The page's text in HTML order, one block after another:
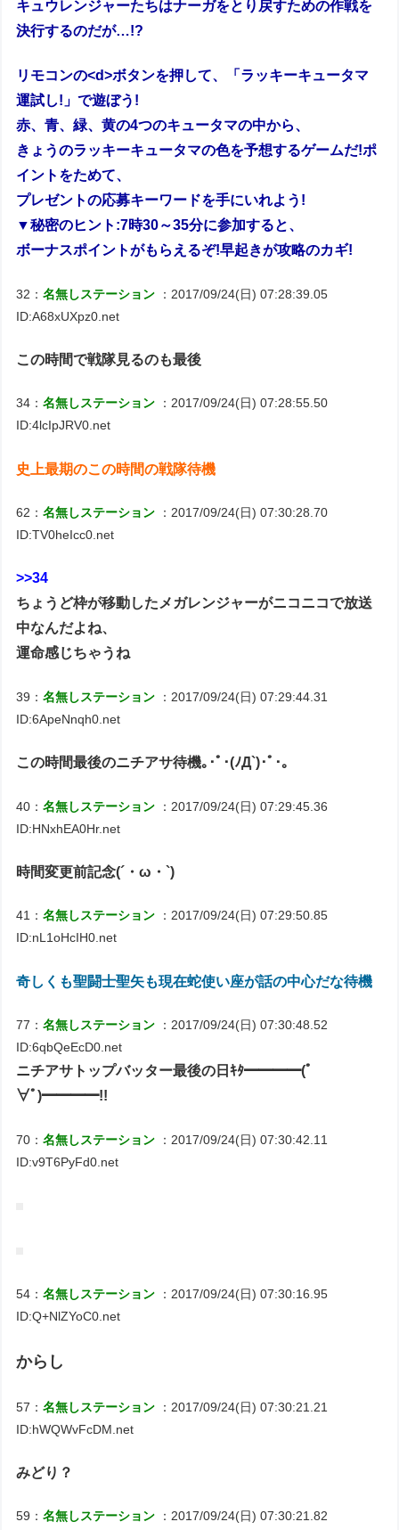
キュウレンジャーたちはナーガをとり戻すための作戦を
決行するのだが…!?
リモコンの<d>ボタンを押して、「ラッキーキュータマ
運試し!」で遊ぼう!
赤、青、緑、黄の4つのキュータマの中から、
きょうのラッキーキュータマの色を予想するゲームだ!ポ
イントをためて、
プレゼントの応募キーワードを手にいれよう!
▼秘密のヒント:7時30～35分に参加すると、
ボーナスポイントがもらえるぞ!早起きが攻略のカギ!
32：名無しステーション
：2017/09/24(日) 07:28:39.05
ID:A68xUXpz0.net
この時間で戦隊見るのも最後
34：名無しステーション
：2017/09/24(日) 07:28:55.50
ID:4lcIpJRV0.net
史上最期のこの時間の戦隊待機
62：名無しステーション
：2017/09/24(日) 07:30:28.70
ID:TV0heIcc0.net
>>34
ちょうど枠が移動したメガレンジャーがニコニコで放送
中なんだよね、
運命感じちゃうね
39：名無しステーション
：2017/09/24(日) 07:29:44.31
ID:6ApeNnqh0.net
この時間最後のニチアサ待機｡･ﾟ･(ﾉД`)･ﾟ･｡
40：名無しステーション
：2017/09/24(日) 07:29:45.36
ID:HNxhEA0Hr.net
時間変更前記念(´・ω・`)
41：名無しステーション
：2017/09/24(日) 07:29:50.85
ID:nL1oHcIH0.net
奇しくも聖闘士聖矢も現在蛇使い座が話の中心だな待機
77：名無しステーション
：2017/09/24(日) 07:30:48.52
ID:6qbQeEcD0.net
ニチアサトップバッター最後の日ｷﾀ━━━━(ﾟ
∀ﾟ)━━━━!!
70：名無しステーション
：2017/09/24(日) 07:30:42.11
ID:v9T6PyFd0.net
54：名無しステーション
：2017/09/24(日) 07:30:16.95
ID:Q+NlZYoC0.net
からし
57：名無しステーション
：2017/09/24(日) 07:30:21.21
ID:hWQWvFcDM.net
みどり？
59：名無しステーション
：2017/09/24(日) 07:30:21.82